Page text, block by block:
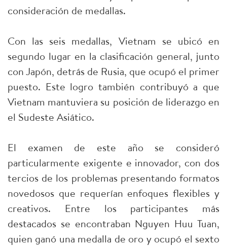
consideración de medallas.
Con las seis medallas, Vietnam se ubicó en
segundo lugar en la clasificación general, junto
con Japón, detrás de Rusia, que ocupó el primer
puesto. Este logro también contribuyó a que
Vietnam mantuviera su posición de liderazgo en
el Sudeste Asiático.
El examen de este año se consideró
particularmente exigente e innovador, con dos
tercios de los problemas presentando formatos
novedosos que requerían enfoques flexibles y
creativos. Entre los participantes más
destacados se encontraban Nguyen Huu Tuan,
quien ganó una medalla de oro y ocupó el sexto